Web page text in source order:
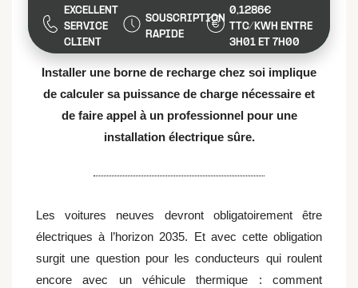
EXCELLENT
SERVICE
CLIENT
SOUSCRIPTION
RAPIDE
0,1286€
TTC/KWH ENTRE
3H01 ET 7H00
Installer une borne de recharge chez soi implique
de calculer sa puissance de charge nécessaire et
de faire appel à un professionnel pour une
installation électrique sûre.
Les voitures neuves devront obligatoirement être
électriques à l’horizon 2035. Et avec cette obligation
surgit une question pour les conducteurs qui roulent
encore avec un véhicule thermique : comment